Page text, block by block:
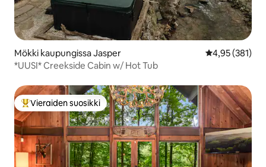
Mökki kaupungissa Jasper
4,95 (381)
*UUSI* Creekside Cabin w/ Hot Tub
Vieraiden suosikkien parhaimmistoa
Vieraiden suosikki